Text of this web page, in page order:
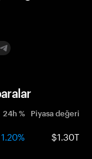
24h % Piyasa değeri
1.20% $1.30T